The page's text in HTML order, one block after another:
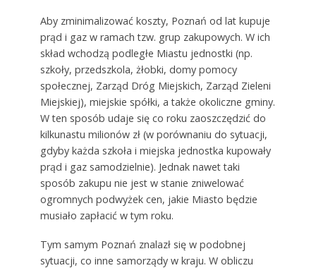
Aby zminimalizować koszty, Poznań od lat kupuje
prąd i gaz w ramach tzw. grup zakupowych. W ich
skład wchodzą podległe Miastu jednostki (np.
szkoły, przedszkola, żłobki, domy pomocy
społecznej, Zarząd Dróg Miejskich, Zarząd Zieleni
Miejskiej), miejskie spółki, a także okoliczne gminy.
W ten sposób udaje się co roku zaoszczędzić do
kilkunastu milionów zł (w porównaniu do sytuacji,
gdyby każda szkoła i miejska jednostka kupowały
prąd i gaz samodzielnie). Jednak nawet taki
sposób zakupu nie jest w stanie zniwelować
ogromnych podwyżek cen, jakie Miasto będzie
musiało zapłacić w tym roku.
Tym samym Poznań znalazł się w podobnej
sytuacji, co inne samorządy w kraju. W obliczu